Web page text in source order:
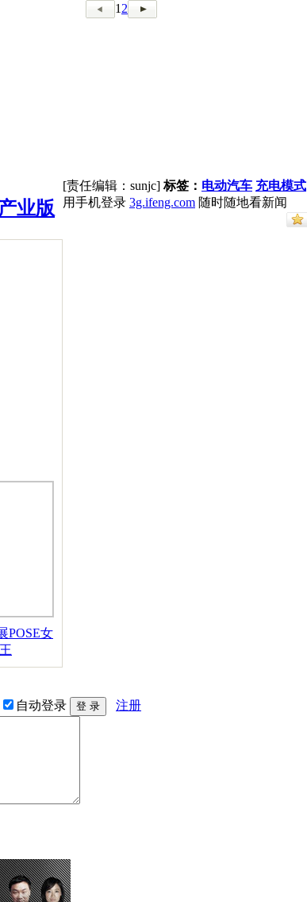
1 2
产业版
POSE女
王
[责任编辑：sunjc] 标签： 电动汽车 充电模式
用手机登录 3g.ifeng.com 随时随地看新闻
自动登录 注册